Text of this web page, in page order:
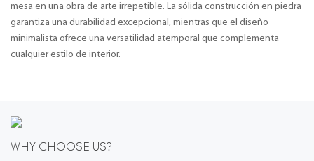
mesa en una obra de arte irrepetible. La sólida construcción en piedra
garantiza una durabilidad excepcional, mientras que el diseño
minimalista ofrece una versatilidad atemporal que complementa
cualquier estilo de interior.
WHY CHOOSE US?